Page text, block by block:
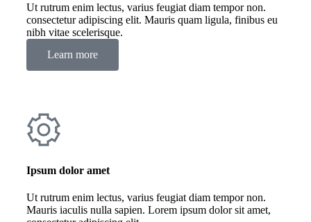
Ut rutrum enim lectus, varius feugiat diam tempor non.
consectetur adipiscing elit. Mauris quam ligula, finibus eu
nibh vitae scelerisque.
Learn more
Ipsum dolor amet
Ut rutrum enim lectus, varius feugiat diam tempor non.
Mauris iaculis nulla sapien. Lorem ipsum dolor sit amet,